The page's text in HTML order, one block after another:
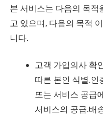
본 서비스는 다음의 목
고 있으며, 다음의 목적
니다.
고객 가입의사 확
따른 본인 식별.인
또는 서비스 공급
서비스의 공급.배